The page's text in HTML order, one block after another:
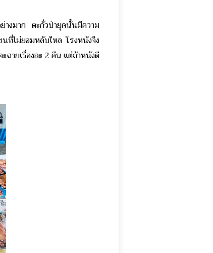
างมาก​ ตะกั่วป่ายุคนั้นมีความ
ที่ไม่ยอมหลับใหล​ โรงหนังจึง
ายเรื่องละ 2 คืน​ แต่ถ้าหนังดี